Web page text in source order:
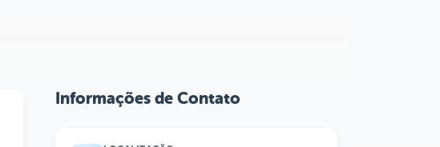
Informações de Contato